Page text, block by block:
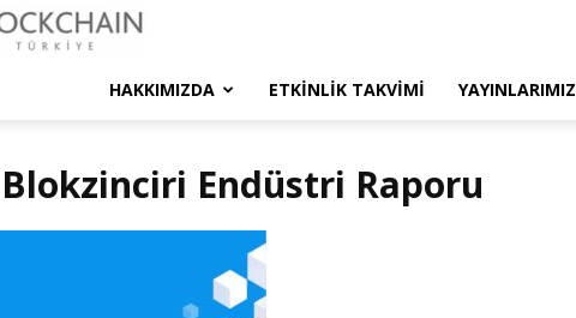
Türkiye
HAKKIMIZDA ETKINLIK TAKVIMI YAYINLARIMIZ
Endüstri Raporu